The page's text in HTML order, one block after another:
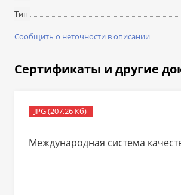
Тип
Сообщить о неточности в описании
Сертификаты и другие
JPG (207,26 Кб)
Международная система